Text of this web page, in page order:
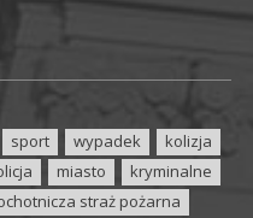
sport wypadek
kolizja
miasto
kryminalne
straż pożarna